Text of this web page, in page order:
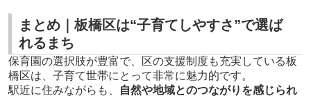
まとめ｜板橋区は“子育てしやすさ”で選ば
れるまち
保育園の選択肢が豊富で、区の支援制度も充実している板
橋区は、子育て世帯にとって非常に魅力的です。
駅近に住みながらも、
自然や地域とのつながりを感じられ